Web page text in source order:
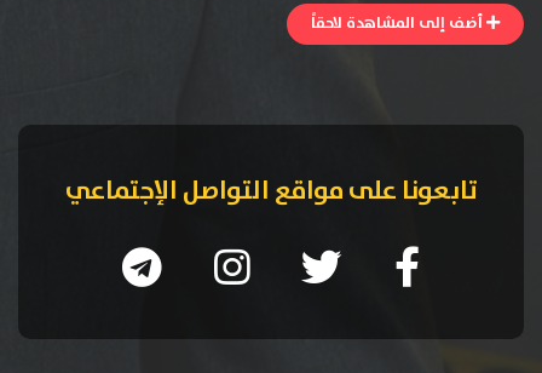
أضف إلى المشاهدة لاحقاً
تابعونا على مواقع التواصل الإجتماعي